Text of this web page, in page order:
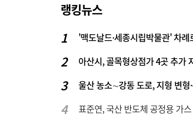
랭킹뉴스
아산시, 골목형상점가 4곳 추가